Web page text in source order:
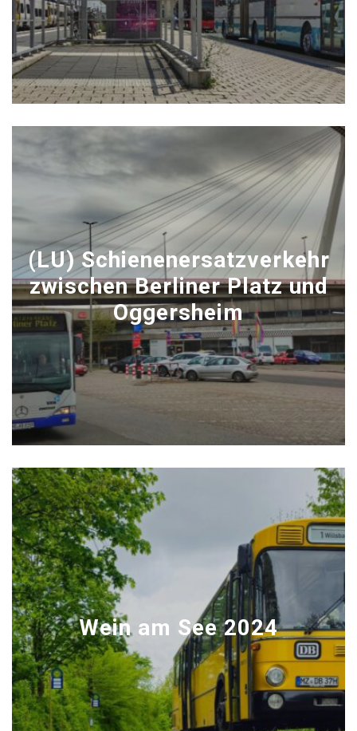
(LU) Schienenersatzverkehr
zwischen Berliner Platz und
Oggersheim
Wein am See 2024